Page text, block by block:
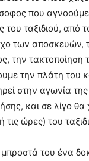
που αγνοούμε
του ταξιδιού, από
των
την τακτοποίηση
την πλάτη του
στην αγωνία
και σε λίγο θα
ώρες) του
του ένα